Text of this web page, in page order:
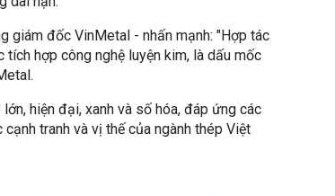
giám đốc VinMetal - nhấn mạnh: "Hợp tác
hợp công nghệ luyện kim, là dấu mốc
hiện đại, xanh và số hóa, đáp ứng các
tranh và vị thế của ngành thép Việt